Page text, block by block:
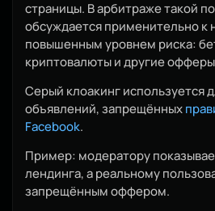
страницы. В арбитраже такой
обсуждается применительно к
повышенным уровнем риска:
криптовалюты и другие
Серый клоакинг используется
объявлений, запрещённых
Facebook.
Пример: модератору
лендинга, а реальному
запрещённым оффером.